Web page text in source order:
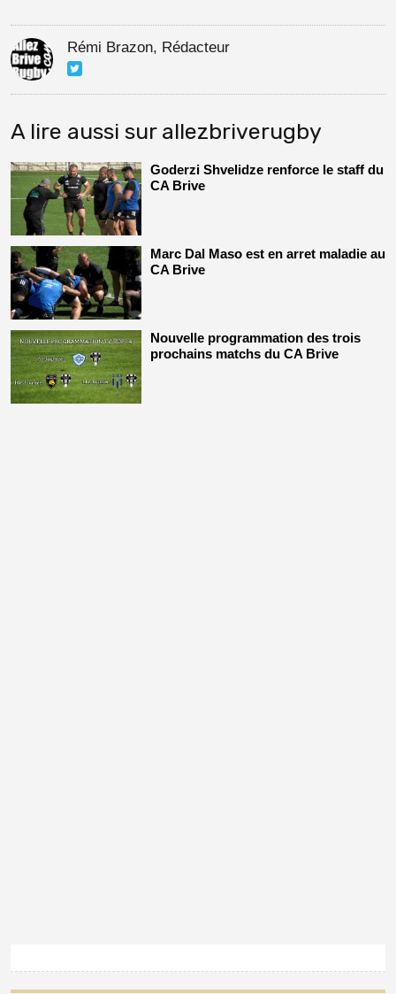
Rémi Brazon, Rédacteur
A lire aussi sur allezbriverugby
Goderzi Shvelidze renforce le staff du
CA Brive
Marc Dal Maso est en arret maladie au
CA Brive
Nouvelle programmation des trois
prochains matchs du CA Brive